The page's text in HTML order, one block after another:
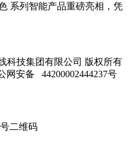
系列智能产品重磅亮相，凭
科技集团有限公司 版权所有
网安备 44200002444237号